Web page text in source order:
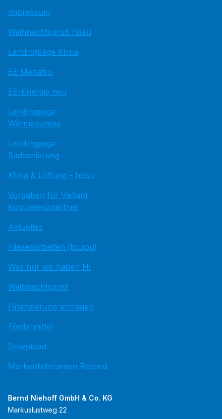
Impressum
Weihnachtsgruß hissu
Landingpage Klima
EE Medatsu
EE-Energie neu
Landingpage
Wärmepumpe
Landingpage
Badsanierung
Klima & Lüftung - hissu
Vorgaben für Vaillant
Kompetenzpartner
Aktuelles
Fliesenarbeiten (toujou)
Was nur wir haben HI
Weihnachtspost
Finanzierung anfragen
Fördermittel
Download
Markenlieferanten Record
Bernd Niehoff GmbH & Co. KG
Markuslustweg 22